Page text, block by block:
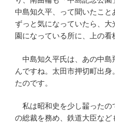
中島知久平、って聞いたこと
ずっと気になっていたら、
園になっている所に、上の看
中島知久平氏は、あの中島
んですね。太田市押切町出
たのです。
私は昭和史を少し齧ったの
の総裁を務め、鉄道大臣など